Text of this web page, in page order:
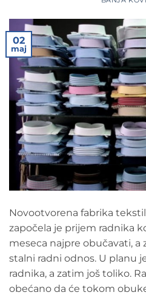
02
maj
Novootvorena fabrika
započela je prijem radnika
meseca najpre obučavati,
stalni radni odnos. U planu
radnika, a zatim još toliko.
obećano da će tokom